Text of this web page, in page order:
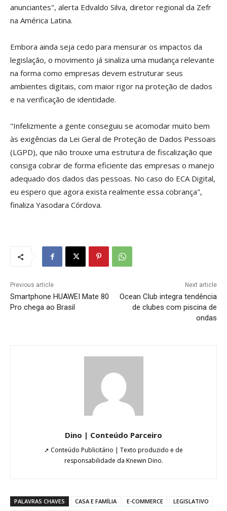
anunciantes", alerta Edvaldo Silva, diretor regional da Zefr
na América Latina.
Embora ainda seja cedo para mensurar os impactos da
legislação, o movimento já sinaliza uma mudança relevante
na forma como empresas devem estruturar seus
ambientes digitais, com maior rigor na proteção de dados
e na verificação de identidade.
"Infelizmente a gente conseguiu se acomodar muito bem
às exigências da Lei Geral de Proteção de Dados Pessoais
(LGPD), que não trouxe uma estrutura de fiscalização que
consiga cobrar de forma eficiente das empresas o manejo
adequado dos dados das pessoas. No caso do ECA Digital,
eu espero que agora exista realmente essa cobrança",
finaliza Yasodara Córdova.
Previous article
Smartphone HUAWEI Mate 80
Pro chega ao Brasil
Next article
Ocean Club integra tendência
de clubes com piscina de
ondas
Dino | Conteúdo Parceiro
➚ Conteúdo Publicitário | Texto produzido e de
responsabilidade da Knewin Dino.
PALAVRAS CHAVES CASA E FAMÍLIA E-COMMERCE
LEGISLATIVO